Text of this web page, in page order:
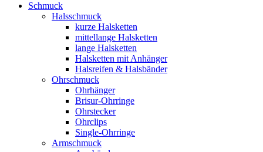
Schmuck
Halsschmuck
kurze Halsketten
mittellange Halsketten
lange Halsketten
Halsketten mit Anhänger
Halsreifen & Halsbänder
Ohrschmuck
Ohrhänger
Brisur-Ohrringe
Ohrstecker
Ohrclips
Single-Ohrringe
Armschmuck